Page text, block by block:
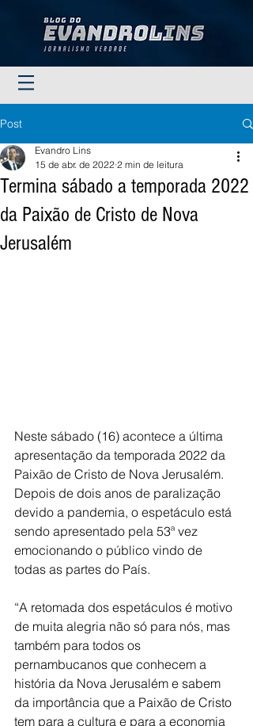
Post
Termina sábado a temporada 2022
da Paixão de Cristo de Nova
Jerusalém
Evandro Lins
15 de abr. de 2022 2 min de leitura
Neste sábado (16) acontece a última
apresentação da temporada 2022 da
Paixão de Cristo de Nova Jerusalém.
Depois de dois anos de paralização
devido a pandemia, o espetáculo está
sendo apresentado pela 53ª vez
emocionando o público vindo de
todas as partes do País.
“A retomada dos espetáculos é motivo
de muita alegria não só para nós, mas
também para todos os
pernambucanos que conhecem a
história da Nova Jerusalém e sabem
da importância que a Paixão de Cristo
tem para a cultura e para a economia